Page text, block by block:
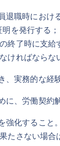
退職時におけ
明を発行す
終了時に支
ければならな
実務的な経
、労働契約
強化すること
たさない場合